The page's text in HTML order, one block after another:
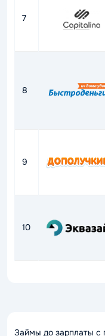
7
8
9
10
Займы до зарплаты с